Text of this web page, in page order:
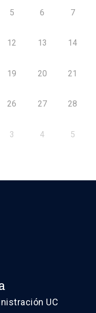
5 6 7
12 13 14
19 20 21
26 27 28
3 4 5
UC